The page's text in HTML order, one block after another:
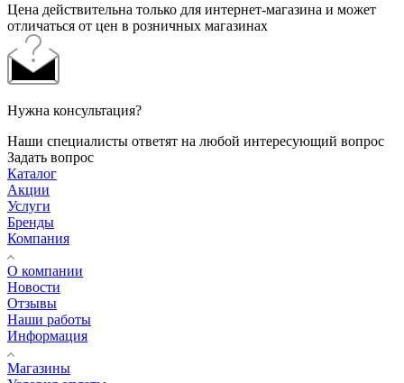
Цена действительна только для интернет-магазина и может
отличаться от цен в розничных магазинах
Нужна консультация?
Наши специалисты ответят на любой интересующий вопрос
Задать вопрос
Каталог
Акции
Услуги
Бренды
Компания
О компании
Новости
Отзывы
Наши работы
Информация
Магазины